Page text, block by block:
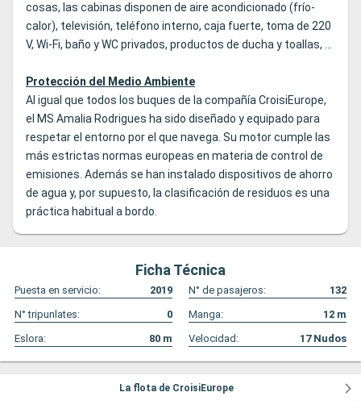
cosas, las cabinas disponen de aire acondicionado (frío-
calor), televisión, teléfono interno, caja fuerte, toma de 220
V, Wi-Fi, baño y WC privados, productos de ducha y toallas, ...
Protección del Medio Ambiente
Al igual que todos los buques de la compañía CroisiEurope,
el MS Amalia Rodrigues ha sido diseñado y equipado para
respetar el entorno por el que navega. Su motor cumple las
más estrictas normas europeas en materia de control de
emisiones. Además se han instalado dispositivos de ahorro
de agua y, por supuesto, la clasificación de residuos es una
práctica habitual a bordo.
Ficha Técnica
Puesta en servicio: 2019 N° de pasajeros:
132
N° tripunlates:
0 Manga: 12 m
Eslora:
80 m Velocidad: 17 Nudos
La flota de CroisiEurope